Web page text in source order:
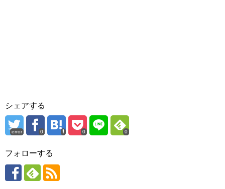
シェアする
error 0 0 0
フォローする